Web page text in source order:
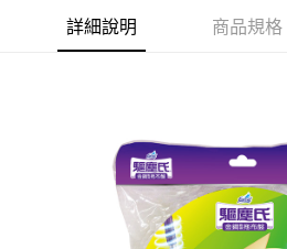
※ 交易是否成功請以「AFTEE先享後付 」
是否繳費成功／繳費後需取消欲退款等相關
客戶支援中心」https://
權轉讓予恩沛科技股份有限公司。
２．關於個人資料處理事宜，請瀏覽以下網址
https://aftee.tw/terms/#terms3
３．未成年的使用者請事先徵得法定代理人
「AFTEE先享後付」，若未經同意申辦者引
付款後7-11取貨
詳細說明 商品規格